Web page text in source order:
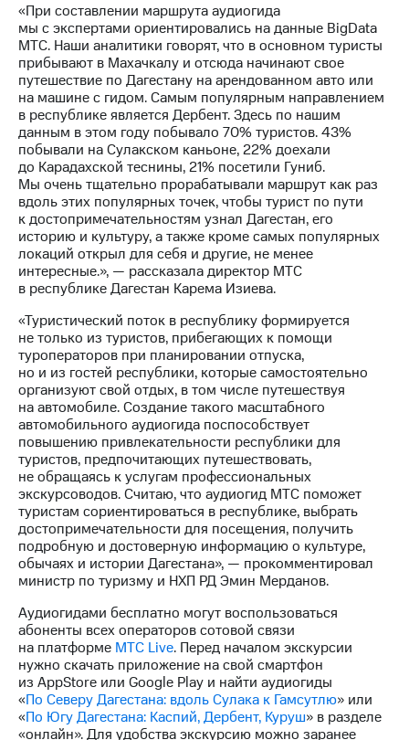
Уведомление
о
погашении
именных
облигаций
Другое
Регистратор
Реквизиты
Контакты
развитие
деловая этика
На главную
«При составлении маршрута аудиогида
мы с экспертами ориентировались на данные BigData
МТС. Наши аналитики говорят, что в основном туристы
прибывают в Махачкалу и отсюда начинают свое
путешествие по Дагестану на арендованном авто или
на машине с гидом. Самым популярным направлением
в республике является Дербент. Здесь по нашим
данным в этом году побывало 70% туристов. 43%
побывали на Сулакском каньоне, 22% доехали
до Карадахской теснины, 21% посетили Гуниб.
Мы очень тщательно прорабатывали маршрут как раз
вдоль этих популярных точек, чтобы турист по пути
к достопримечательностям узнал Дагестан, его
историю и культуру, а также кроме самых популярных
локаций открыл для себя и другие, не менее
интересные.», — рассказала директор МТС
в республике Дагестан Карема Изиева.
«Туристический поток в республику формируется
не только из туристов, прибегающих к помощи
туроператоров при планировании отпуска,
но и из гостей республики, которые самостоятельно
организуют свой отдых, в том числе путешествуя
на автомобиле. Создание такого масштабного
автомобильного аудиогида поспособствует
повышению привлекательности республики для
туристов, предпочитающих путешествовать,
не обращаясь к услугам профессиональных
экскурсоводов. Считаю, что аудиогид МТС поможет
туристам сориентироваться в республике, выбрать
достопримечательности для посещения, получить
подробную и достоверную информацию о культуре,
обычаях и истории Дагестана», — прокомментировал
министр по туризму и НХП РД Эмин Мерданов.
Аудиогидами бесплатно могут воспользоваться
абоненты всех операторов сотовой связи
на платформе МТС Live. Перед началом экскурсии
нужно скачать приложение на свой смартфон
из AppStore или Google Play и найти аудиогиды
«По Северу Дагестана: вдоль Сулака к Гамсутлю» или
«По Югу Дагестана: Каспий, Дербент, Куруш» в разделе
«онлайн». Для удобства экскурсию можно заранее